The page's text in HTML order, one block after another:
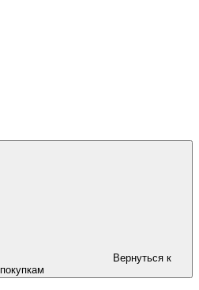
Вернуться к
покупкам